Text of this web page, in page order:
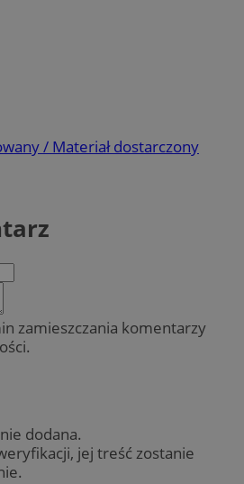
/ Materiał dostarczony
zamieszczania komentarzy
dodana.
jej treść zostanie